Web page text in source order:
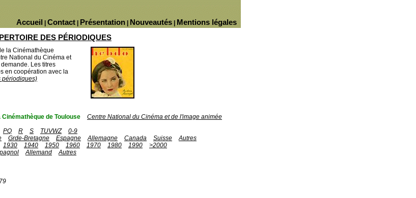
Mentions légales
Nouveautés
Présentation
Contact
Accueil
DES PÉRIODIQUES
la Cinémathèque
National du Cinéma et
Les titres
en coopération avec la
périodiques)
Cinémathèque de Toulouse
Centre National du Cinéma et de l'image animée
PQ R S TUVWZ
0-9
Grde-Bretagne Espagne Allemagne Canada Suisse
Autres
1930 1940 1950 1960 1970 1980 1990
>2000
Allemand
Autres